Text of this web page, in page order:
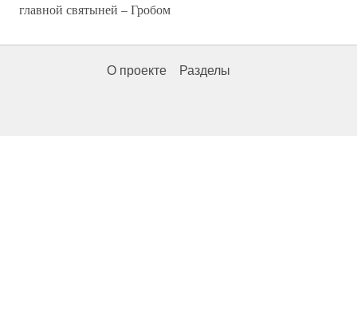
главной святыней – Гробом
О проекте Разделы